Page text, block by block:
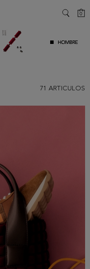
0
71 ARTICULOS